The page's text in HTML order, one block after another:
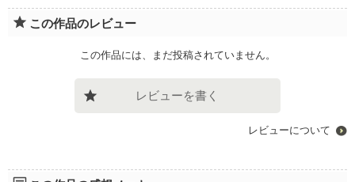
この作品のレビュー
この作品には、まだ投稿されていません。
レビューを書く
レビューについて